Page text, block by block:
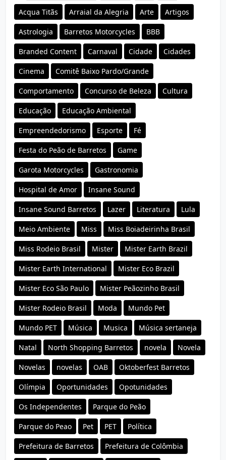
Acqua Titãs Arraial da Alegria Arte Artigos
Astrologia Barretos Motorcycles BBB
Branded Content Carnaval Cidade Cidades
Cinema Comitê Baixo Pardo/Grande
Comportamento Concurso de Beleza Cultura
Educação Educação Ambiental
Empreendedorismo Esporte Fé
Festa do Peão de Barretos Game
Garota Motorcycles Gastronomia
Hospital de Amor Insane Sound
Insane Sound Barretos Lazer Literatura Lula
Meio Ambiente Miss Miss Boiadeirinha Brasil
Miss Rodeio Brasil Mister Mister Earth Brazil
Mister Earth International Mister Eco Brazil
Mister Eco São Paulo Mister Peãozinho Brasil
Mister Rodeio Brasil Moda Mundo Pet
Mundo PET Música Musica Música sertaneja
Natal North Shopping Barretos novela Novela
Novelas novelas OAB Oktoberfest Barretos
Olímpia Oportunidades Opotunidades
Os Independentes Parque do Peão
Parque do Peao Pet PET Política
Prefeitura de Barretos Prefeitura de Colômbia